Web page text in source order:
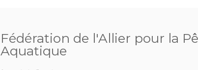
Fédération de l'Allier pour la
Aquatique